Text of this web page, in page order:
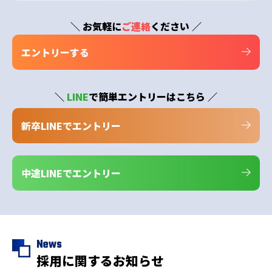
＼ お気軽にご連絡ください ／
エントリーする
＼ LINEで簡単エントリーはこちら ／
新卒LINEでエントリー
中途LINEでエントリー
News
採用に関するお知らせ